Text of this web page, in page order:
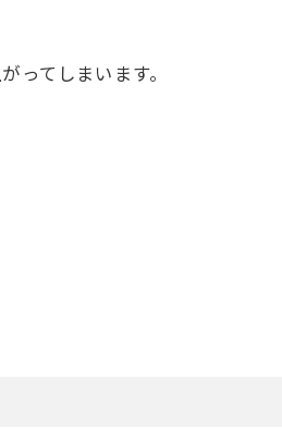
ってしまいます。